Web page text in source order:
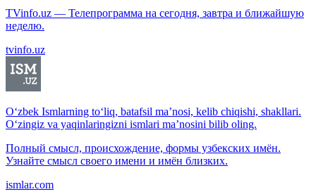
TVinfo.uz — Телепрограмма на сегодня, завтра и ближайшую
неделю.
tvinfo.uz
O‘zbek Ismlarning to‘liq, batafsil ma’nosi, kelib chiqishi, shakllari.
O‘zingiz va yaqinlaringizni ismlari ma’nosini bilib oling.
Полный смысл, происхождение, формы узбекских имён.
Узнайте смысл своего имени и имён близких.
ismlar.com